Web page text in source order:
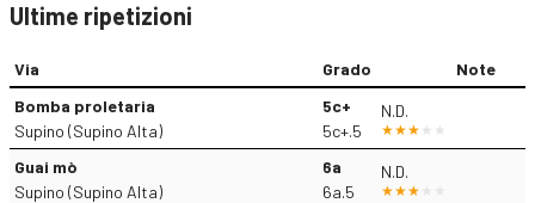
Ultime ripetizioni
Via Grado
Note
Bomba proletaria
Supino (Supino Alta)
5c+
5c+.5
N.D.
Guai mò
Supino (Supino Alta)
6a
6a.5
N.D.